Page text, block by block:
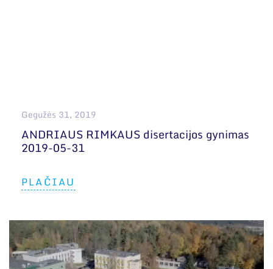
Gegužės 31, 2019
ANDRIAUS RIMKAUS disertacijos gynimas
2019-05-31
PLAČIAU